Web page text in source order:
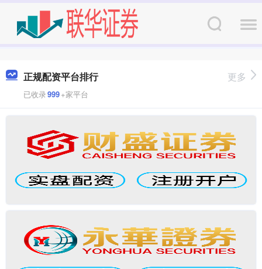
正规配资平台排行
已收录999+家平台
更多